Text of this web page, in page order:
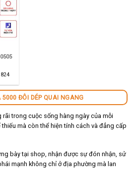
5000 ĐÔI DÉP QUAI NGANG
trong cuộc sống hàng ngày của mỗi
mà còn thể hiện tính cách và đẳng cấp
bày tại shop, nhận được sự đón nhận, sử
mạnh không chỉ ở địa phường mà lan